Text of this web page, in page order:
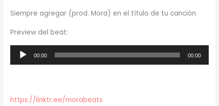
Siempre agregar (prod. Mora) en el título de tu canción
Preview del beat:
Reproductor
de
00:00 00:00
https://linktr.ee/morabeats